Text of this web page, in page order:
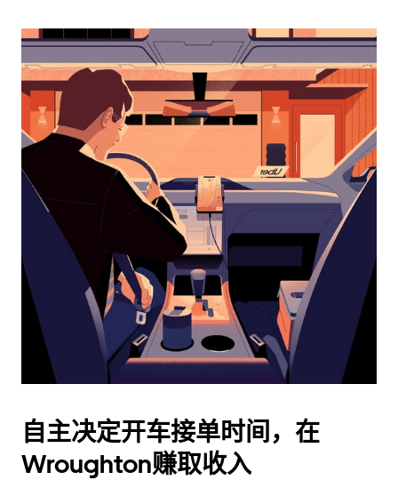
头
浏
日
并
期。
按
退
闭
日
历。
自主决定开车接单时间，在
Wroughton赚取收入